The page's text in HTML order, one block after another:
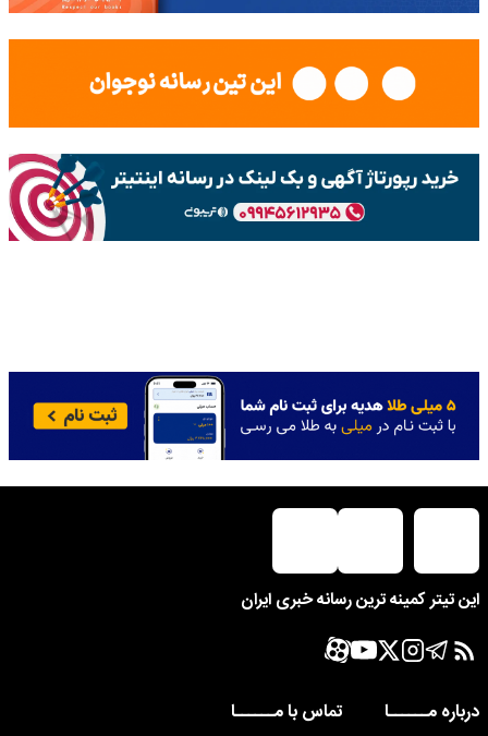
این تیتر کمینه ترین رسانه خبری ایران
درباره مــــــا
تماس با مــــــا